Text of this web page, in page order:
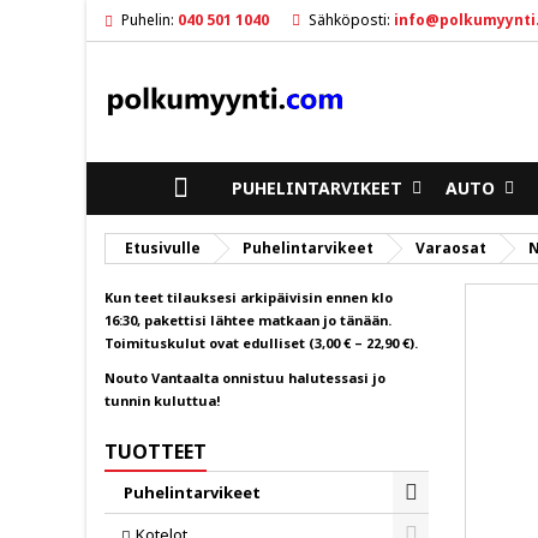
Puhelin: 040 501 1040 Sähköposti:
ETUSIVULLE
PUHELINTARVIKEET AUTO
Etusivulle Puhelintarvikeet Varaosat
Kun teet tilauksesi arkipäivisin ennen klo
16:30, pakettisi lähtee matkaan jo tänään.
Toimituskulut ovat edulliset (3,00 € – 22,90 €).
Nouto Vantaalta onnistuu halutessasi jo
tunnin kuluttua!
TUOTTEET
Puhelintarvikeet
Toggle